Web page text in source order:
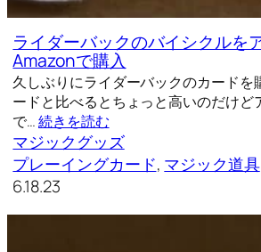
ライダーバックのバイシクルを
Amazonで購入
久しぶりにライダーバックのカードを
ードと比べるとちょっと高いのだけど
で…続きを読む
マジックグッズ
プレーイングカード, マジック道具
6.18.23